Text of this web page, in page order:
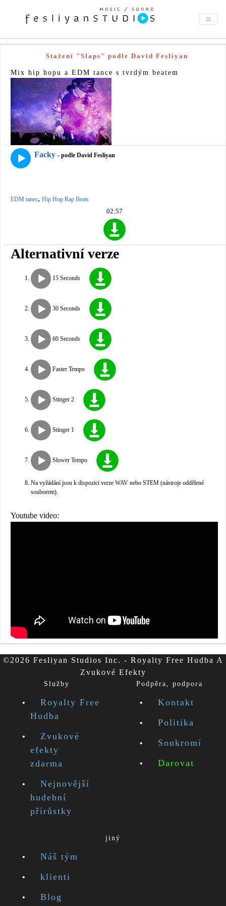
Stažení "Slaps" podle David Fesliyan
Mix hip hopu a EDM tance s tvrdým beatem
Facky - podle David Fesliyan
EDM tanec, Hip Hop Rap Beats
02:57
Alternativní verze
15 Seconds
30 Seconds
60 Seconds
Faster Tempo
Stinger 2
Stinger 1
Slower Tempo
Na vyžádání jsou k dispozici verze WAV nebo STEM (nástroje oddělené
souborem).
Youtube video:
©2026 Fesliyan Studios Inc. - Royalty Free Hudba A
Zvukové Efekty
Služby
Royalty Free
Hudba
Zvukové
efekty
zdarma
Nejnovější
hudební
přírůstky
Podpěra, podpora
Kontakt
Politika
Soukromí
Darovat
jiný
Náš tým
klienti
Blog